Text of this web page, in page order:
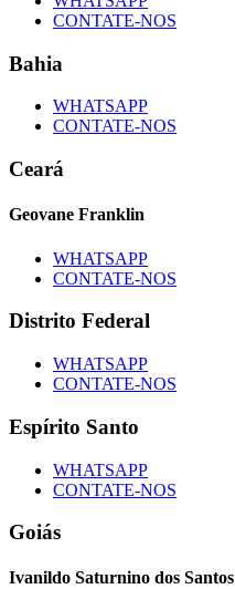
CONTATE-NOS
Bahia
WHATSAPP
CONTATE-NOS
Ceará
Geovane Franklin
WHATSAPP
CONTATE-NOS
Distrito Federal
WHATSAPP
CONTATE-NOS
Espírito Santo
WHATSAPP
CONTATE-NOS
Goiás
Ivanildo Saturnino dos Santos